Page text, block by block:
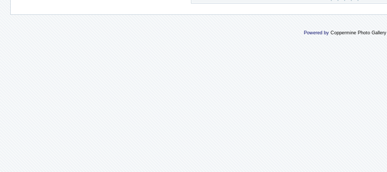
Powered by Coppermine Photo Gallery